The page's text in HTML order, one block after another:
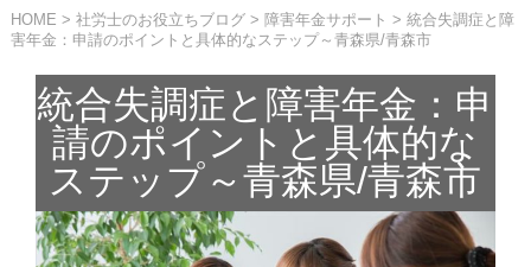
HOME > 社労士のお役立ちブログ> 障害年金サポート > 統合失調症と障
害年金：申請のポイントと具体的なステップ～青森県/青森市
統合失調症と障害年金：申
請のポイントと具体的な
ステップ～青森県/青森市